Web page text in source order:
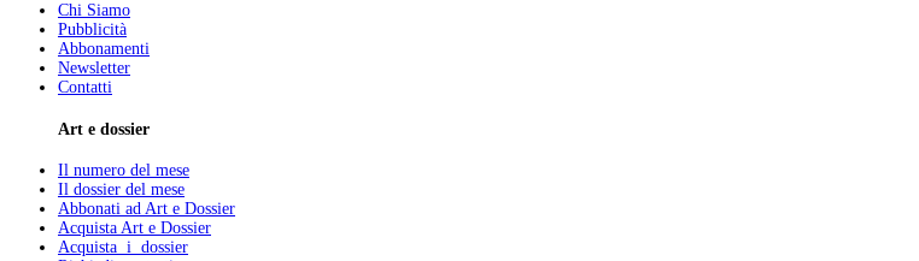
Chi Siamo
Pubblicità
Abbonamenti
Newsletter
Contatti
Art e dossier
Il numero del mese
Il dossier del mese
Abbonati ad Art e Dossier
Acquista Art e Dossier
Acquista i dossier